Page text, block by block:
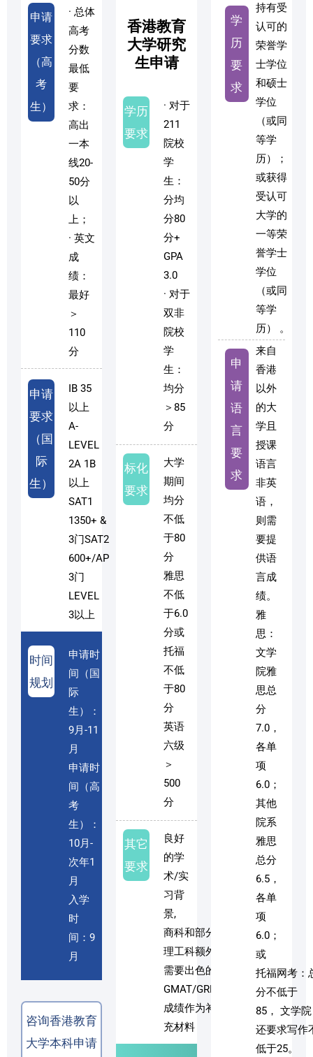
申请
要求
（高
考
生）
· 总体
高考
分数
最低
要
求：
高出
一本
线20-
50分
以
上；
· 英文
成
绩：
最好
＞
110
分
申请
要求
（国
际
生）
IB 35
以上
A-
LEVEL
2A 1B
以上
SAT1
1350+ &
3门SAT2
600+/AP
3门
LEVEL
3以上
时间
规划
申请时
间（国
际
生）：
9月-11
月
申请时
间（高
考
生）：
10月-
次年1
月
入学
时
间：9
月
咨询香港教育
大学本科申请
香港教育
大学研究
生申请
学历
要求
· 对于
211
院校
学
生：
分均
分80
分+
GPA
3.0
· 对于
双非
院校
学
生：
均分
＞85
分
标化
要求
大学
期间
均分
不低
于80
分
雅思
不低
于6.0
分或
托福
不低
于80
分
英语
六级
＞
500
分
其它
要求
良好
的学
术/实
习背
景,
商科和部分
理工科额外
需要出色的
GMAT/GRE
成绩作为补
充材料
学
历
要
求
持有受
认可的
荣誉学
士学位
和硕士
学位
（或同
等学
历）；
或获得
受认可
大学的
一等荣
誉学士
学位
（或同
等学
历） 。
申
请
语
言
要
求
来自
香港
以外
的大
学且
授课
语言
非英
语，
则需
要提
供语
言成
绩。
雅
思：
文学
院雅
思总
分
7.0，
各单
项
6.0；
其他
院系
雅思
总分
6.5，
各单
项
6.0；
或
托福网考：
分不低于
85， 文学院
还要求写作
低于25。